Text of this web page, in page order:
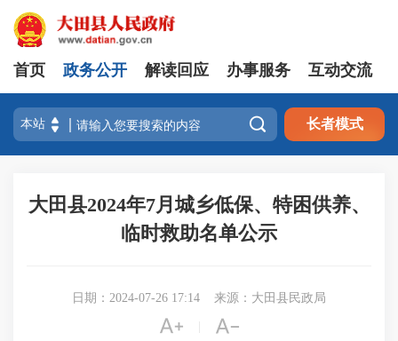
首页 政务公开 解读回应 办事服务 互动交流
 长者模式
大田县2024年7月城乡低保、特困供养、
临时救助名单公示
日期：2024-07-26 17:14 来源：大田县民政局
 